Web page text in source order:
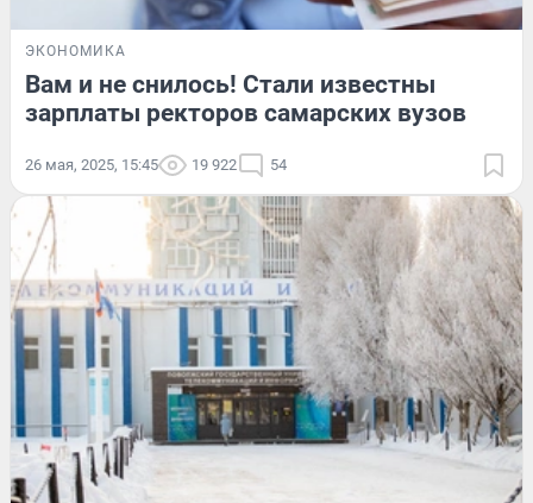
ЭКОНОМИКА
Вам и не снилось! Стали известны
зарплаты ректоров самарских вузов
26 мая, 2025, 15:45 19 922 54